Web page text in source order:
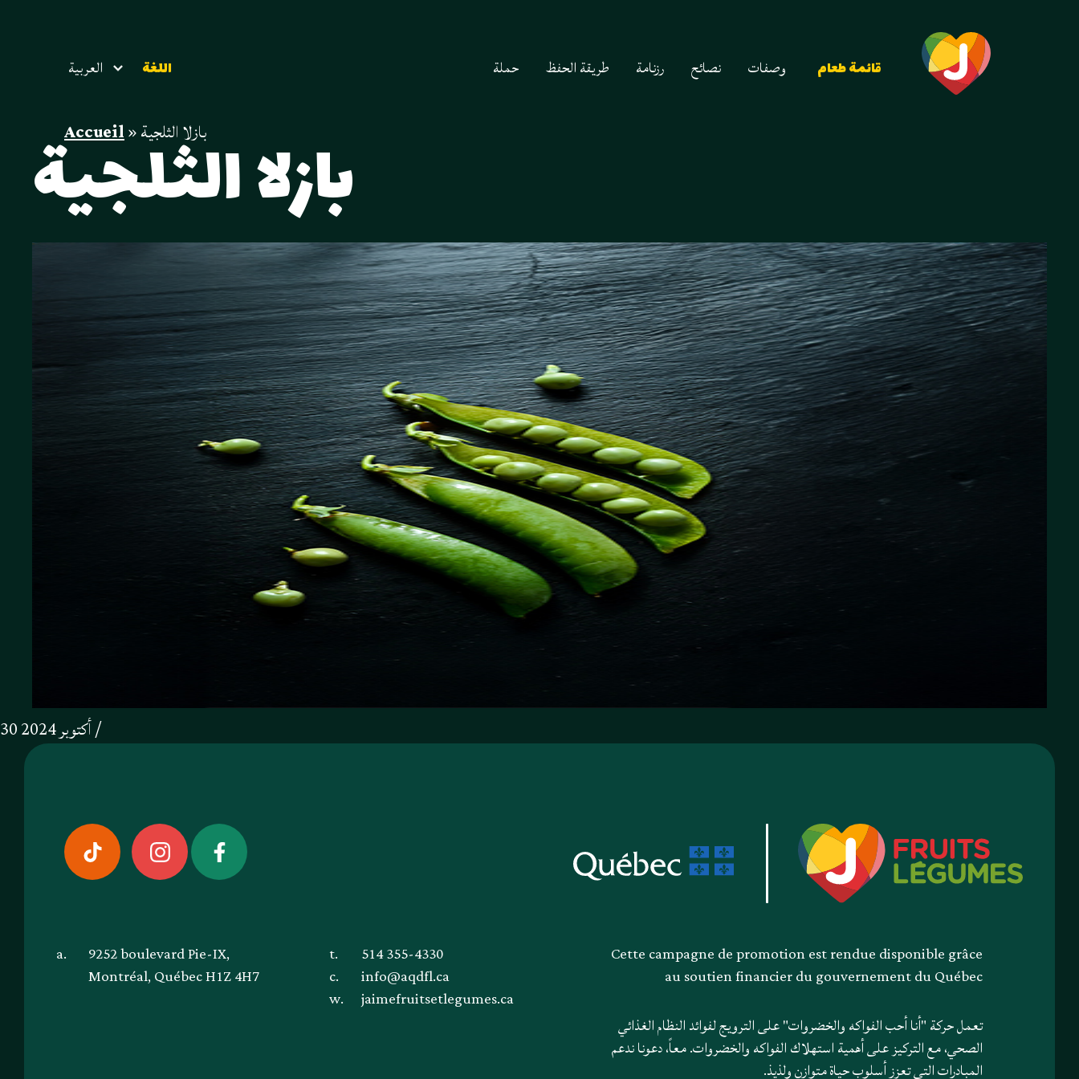
قائمة طعام وصفات نصائح رزنامة طريقة الحفظ حملة اللغة العربية
Accueil»بازلا الثلجية
بازلا الثلجية
30 أكتوبر 2024 /
Cette campagne de promotion est rendue disponible grâce
au soutien financier du gouvernement du Québec
تعمل حركة "أنا أحب الفواكه والخضروات" على الترويج لفوائد النظام الغذائي
الصحي، مع التركيز على أهمية استهلاك الفواكه والخضروات. معاً، دعونا ندعم
المبادرات التي تعزز أسلوب حياة متوازن ولذيذ.
a.
9252 boulevard Pie-IX,
Montréal, Québec H1Z 4H7
t.
514 355-4330
c.
info@aqdfl.ca
w.
jaimefruitsetlegumes.ca